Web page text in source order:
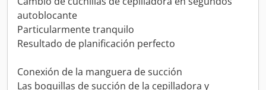
autoblocante
Particularmente tranquilo
Resultado de planificación perfecto
Conexión de la manguera de succión
Las boquillas de succión de la cepilladora y